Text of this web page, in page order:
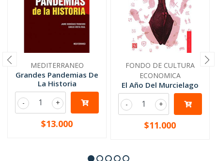
MEDITERRANEO
Grandes Pandemias De
La Historia
+
-
$13.000
FONDO DE CULTURA
ECONOMICA
El Año Del Murcielago
+
-
$11.000